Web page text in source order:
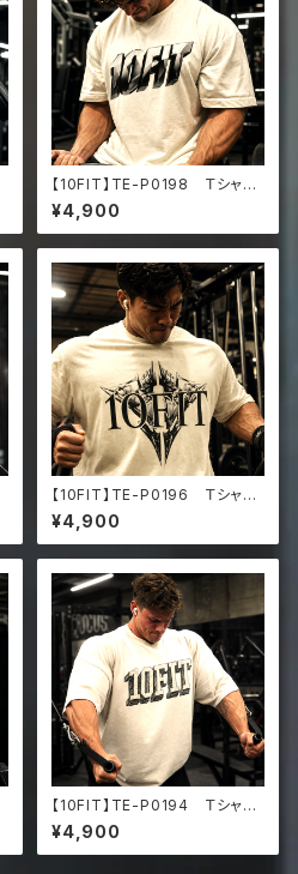
【10FIT】TE-P0198 Ｔシャ
ツ トレーニング 筋トレ 10F
ITアートデザイン Oversize
d faded t-shirt
¥4,900
【10FIT】TE-P0196 Ｔシャ
ツ トレーニング 筋トレ 10F
ITアートデザイン Oversize
d faded t-shirt
¥4,900
【10FIT】TE-P0194 Ｔシャ
ツ トレーニング 筋トレ 10F
ITアートデザイン Oversize
d faded t-shirt
¥4,900